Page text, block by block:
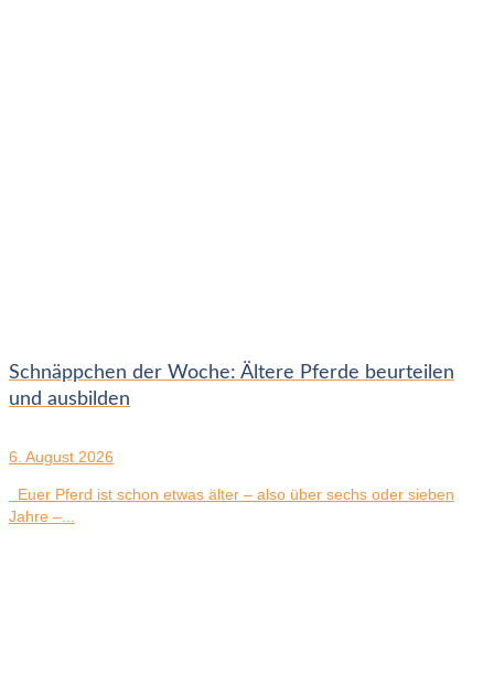
Schnäppchen der Woche: Ältere Pferde beurteilen
und ausbilden
6. August 2026
Euer Pferd ist schon etwas älter – also über sechs oder sieben
Jahre –...